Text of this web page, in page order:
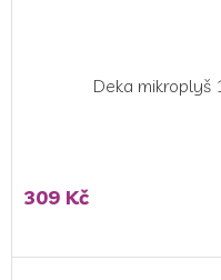
Deka
hodnocení
produktu
5,0
309 Kč